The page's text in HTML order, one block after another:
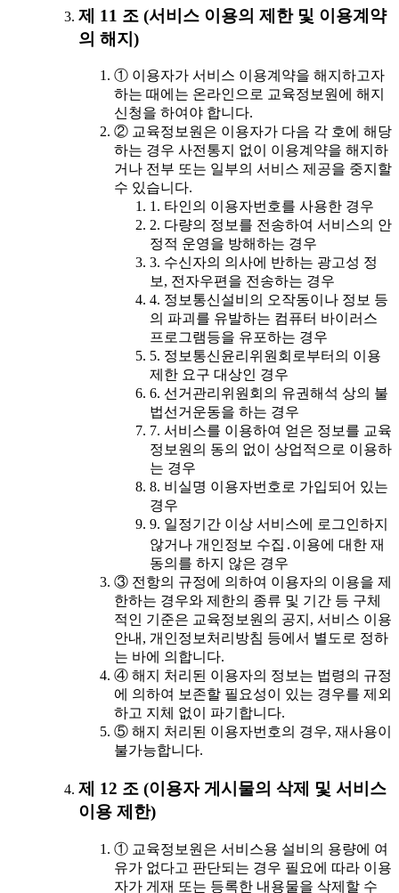
제 11 조 (서비스 이용의 제한 및 이용계약
의 해지)
① 이용자가 서비스 이용계약을 해지하고자
하는 때에는 온라인으로 교육정보원에 해지
신청을 하여야 합니다.
② 교육정보원은 이용자가 다음 각 호에 해당
하는 경우 사전통지 없이 이용계약을 해지하
거나 전부 또는 일부의 서비스 제공을 중지할
수 있습니다.
1. 타인의 이용자번호를 사용한 경우
2. 다량의 정보를 전송하여 서비스의 안
정적 운영을 방해하는 경우
3. 수신자의 의사에 반하는 광고성 정
보, 전자우편을 전송하는 경우
4. 정보통신설비의 오작동이나 정보 등
의 파괴를 유발하는 컴퓨터 바이러스
프로그램등을 유포하는 경우
5. 정보통신윤리위원회로부터의 이용
제한 요구 대상인 경우
6. 선거관리위원회의 유권해석 상의 불
법선거운동을 하는 경우
7. 서비스를 이용하여 얻은 정보를 교육
정보원의 동의 없이 상업적으로 이용하
는 경우
8. 비실명 이용자번호로 가입되어 있는
경우
9. 일정기간 이상 서비스에 로그인하지
않거나 개인정보 수집․이용에 대한 재
동의를 하지 않은 경우
③ 전항의 규정에 의하여 이용자의 이용을 제
한하는 경우와 제한의 종류 및 기간 등 구체
적인 기준은 교육정보원의 공지, 서비스 이용
안내, 개인정보처리방침 등에서 별도로 정하
는 바에 의합니다.
④ 해지 처리된 이용자의 정보는 법령의 규정
에 의하여 보존할 필요성이 있는 경우를 제외
하고 지체 없이 파기합니다.
⑤ 해지 처리된 이용자번호의 경우, 재사용이
불가능합니다.
제 12 조 (이용자 게시물의 삭제 및 서비스
이용 제한)
① 교육정보원은 서비스용 설비의 용량에 여
유가 없다고 판단되는 경우 필요에 따라 이용
자가 게재 또는 등록한 내용물을 삭제할 수